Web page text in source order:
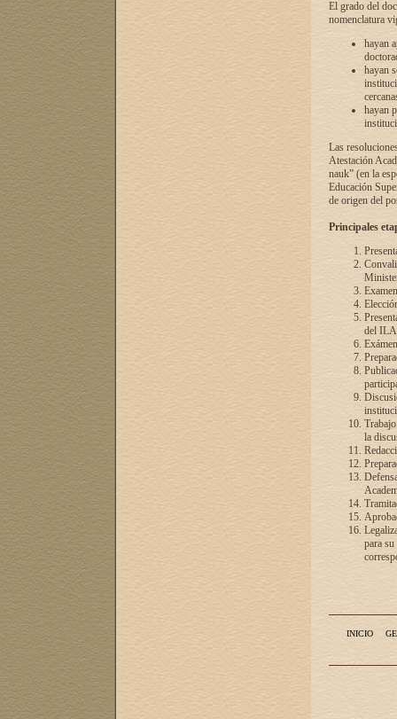
El grado del
nomenclatura
hayan
hayan
hayan
Las
Atestación
nauk” (en la
Educación
de origen del
Principales
del
la
para
INICIO